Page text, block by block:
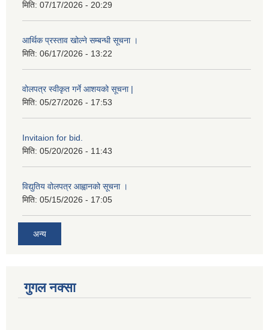
मिति: 07/17/2026 - 20:29
आर्थिक प्रस्ताव खोल्ने सम्बन्धी सूचना ।
मिति: 06/17/2026 - 13:22
वोलपत्र स्वीकृत गर्ने आशयको सूचना |
मिति: 05/27/2026 - 17:53
Invitaion for bid.
मिति: 05/20/2026 - 11:43
विद्युतिय वोलपत्र आह्वानको सूचना ।
मिति: 05/15/2026 - 17:05
अन्य
गुगल नक्सा